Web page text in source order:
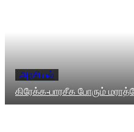
அரசியல்
கிரேக்க-பாரசீக போரும்